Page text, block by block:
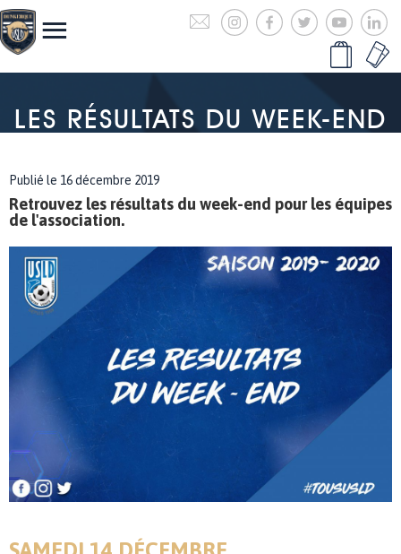
LES RÉSULTATS DU WEEK-END
Publié le 16 décembre 2019
Retrouvez les résultats du week-end pour les équipes
de l'association.